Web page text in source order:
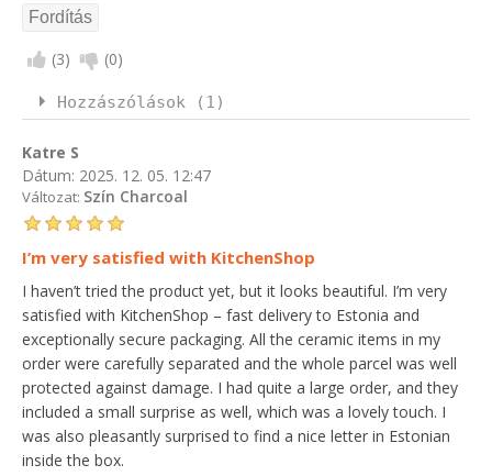
(3) (0)
Hozzászólások (1)
Katre S
Dátum: 2025. 12. 05. 12:47
Változat: Szín Charcoal
I’m very satisfied with KitchenShop
I haven’t tried the product yet, but it looks beautiful. I’m very
satisfied with KitchenShop – fast delivery to Estonia and
exceptionally secure packaging. All the ceramic items in my
order were carefully separated and the whole parcel was well
protected against damage. I had quite a large order, and they
included a small surprise as well, which was a lovely touch. I
was also pleasantly surprised to find a nice letter in Estonian
inside the box.